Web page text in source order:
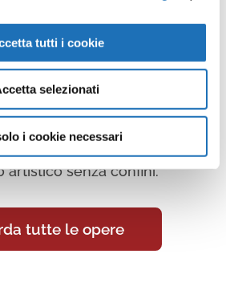
tutti i cookie
selezionati
i cookie necessari
a scoprire tutte le
collezione d’arte di
nella Galleria Virtuale:
artistico senza confini.
tutte le opere